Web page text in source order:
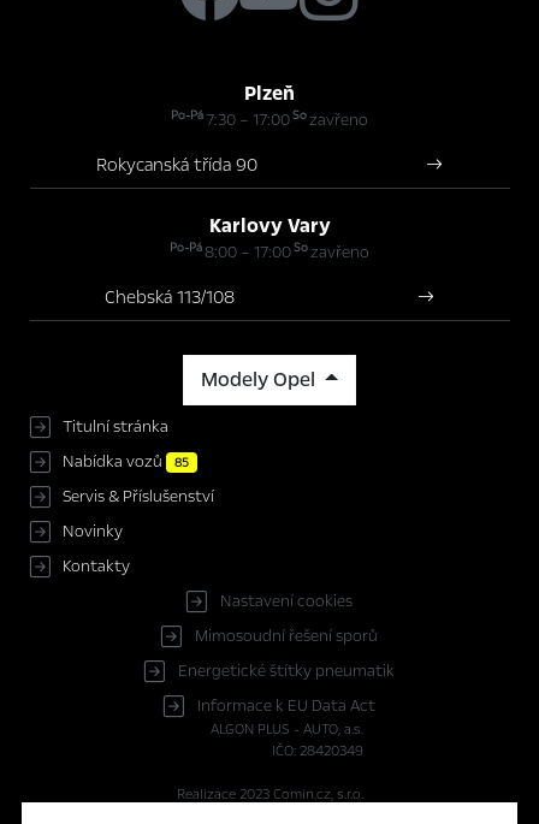
Plzeň
Po-Pá7:30 – 17:00Sozavřeno
Rokycanská třída 90
Karlovy Vary
Po-Pá8:00 – 17:00Sozavřeno
Chebská 113/108
Modely Opel
Titulní stránka
Nabídka vozů
85
Servis & Příslušenství
Novinky
Kontakty
Nastavení cookies
Mimosoudní řešení sporů
Energetické štítky pneumatik
Informace k EU Data Act
ALGON PLUS - AUTO, a.s.
IČO: 28420349
Realizace 2023 Comin.cz, s.r.o.